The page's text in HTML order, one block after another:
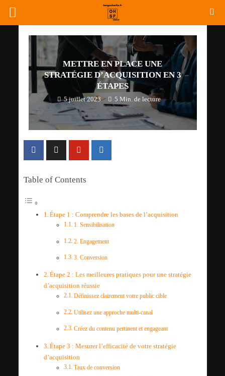
METTRE EN PLACE UNE
STRATÉGIE D’ACQUISITION EN 3
ÉTAPES
5 juillet 2023 5 Min. de lecture
Table of Contents
Étape 1 : Comprendre les bases de l’acquisition
1. Sensibilisation
2. Engagement
3. Conversion
Étape 2 : Les meilleures pratiques pour une stratégie
d’acquisition réussie
Définissez clairement votre public cible
Utilisez une approche multi-canal
Créez du contenu pertinent et engageant
Étape 3 : Mesurer l’efficacité de votre stratégie
d’acquisition
Taux de conversion